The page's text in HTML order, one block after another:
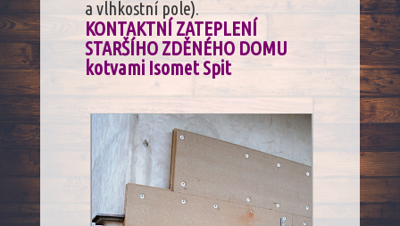
a vlhkostní pole).
KONTAKTNÍ ZATEPLENÍ
STARŠÍHO ZDĚNÉHO DOMU
kotvami Isomet Spit